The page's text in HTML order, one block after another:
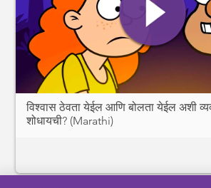
विश्वास ठेवता येईल आणि बोलता येईल अशी
शोधायची? (Marathi)